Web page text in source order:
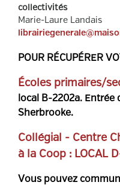
collectivités
Marie-Laure Landais
POUR RÉCUPÉRER
Écoles primaires/
local B-2202a.
Sherbrooke.
Collégial - Centre
à la Coop : LOCAL
Vous pouvez